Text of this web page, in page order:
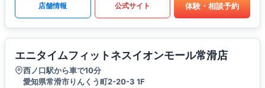
店舗情報 公式サイト 体験・相談予約
エニタイムフィットネスイオンモール常滑店
西ノ口駅から車で10分
愛知県常滑市りんくう町2-20-3 1F